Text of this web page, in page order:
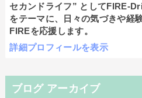
セカンドライフ” としてFIRE-
をテーマに、日々の気づきや経
FIREを応援します。
詳細プロフィールを表示
ブログ アーカイブ